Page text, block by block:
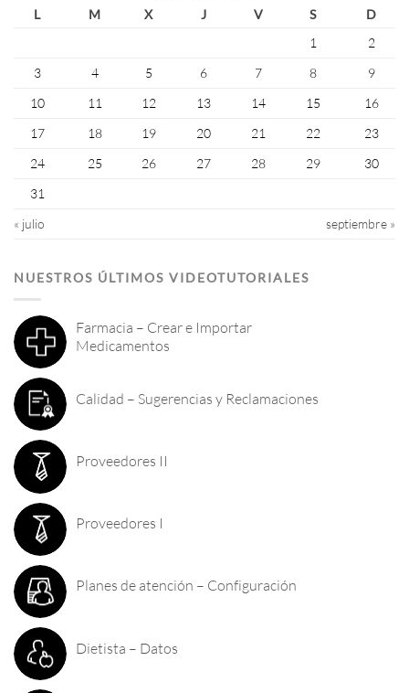
L M X J V S
D
1
2
3
4 5 6 7 8
9
10
11 12 13 14 15
16
17
18 19 20 21 22
23
24
25 26 27 28 29
30
31
« julio
septiembre »
NUESTROS ÚLTIMOS VIDEOTUTORIALES
Farmacia – Crear e Importar
Medicamentos
Calidad – Sugerencias y Reclamaciones
Proveedores II
Proveedores I
Planes de atención – Configuración
Dietista – Datos